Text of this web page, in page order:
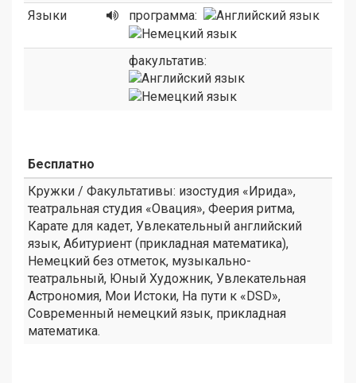
Языки
программа:
факультатив:
Бесплатно
Кружки / Факультативы: изостудия «Ирида»,
театральная студия «Овация», Феерия ритма,
Карате для кадет, Увлекательный английский
язык, Абитуриент (прикладная математика),
Немецкий без отметок, музыкально-
театральный, Юный Художник, Увлекательная
Астрономия, Мои Истоки, На пути к «DSD»,
Современный немецкий язык, прикладная
математика.